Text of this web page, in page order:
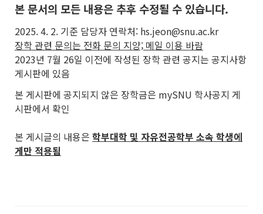
본 문서의 모든 내용은 추후 수정될 수 있습니다.
2025. 4. 2. 기준 담당자 연락처: hs.jeon@snu.ac.kr
장학 관련 문의는 전화 문의 지양; 메일 이용 바람
2023년 7월 26일 이전에 작성된 장학 관련 공지는 공지사항
게시판에 있음
본 게시판에 공지되지 않은 장학금은 mySNU 학사공지 게
시판에서 확인
본 게시글의 내용은 학부대학 및 자유전공학부 소속 학생에
게만 적용됨